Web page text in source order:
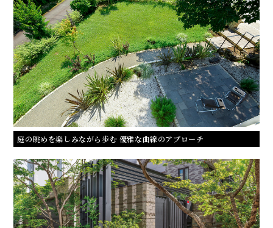
庭の眺めを楽しみながら歩む 優雅な曲線のアプローチ